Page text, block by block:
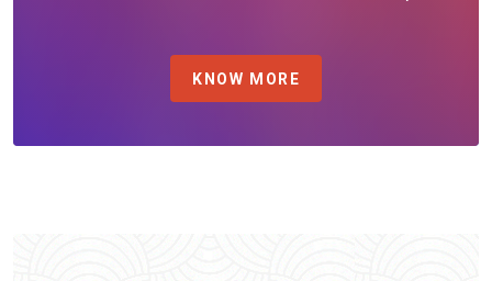
KNOW MORE